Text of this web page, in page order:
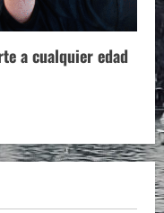
a cualquier edad